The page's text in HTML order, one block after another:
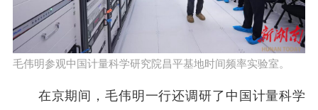
毛伟明参观中国计量科学研究院昌平基地时间频率实验室。
在京期间，毛伟明一行还调研了中国计量科学